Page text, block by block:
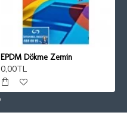
EPDM Dökme Zemin
0,00TL